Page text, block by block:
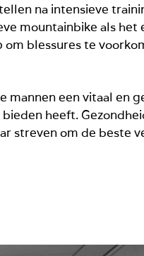
na intensieve
mountainbike als het
om blessures te
mannen een vitaal en
heeft.
streven om de beste